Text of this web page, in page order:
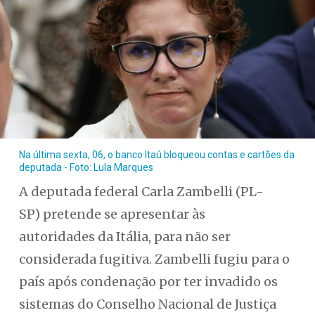
Na última sexta, 06, o banco Itaú bloqueou contas e cartões da
deputada - Foto: Lula Marques
A deputada federal Carla Zambelli (PL-
SP) pretende se apresentar às
autoridades da Itália, para não ser
considerada fugitiva. Zambelli fugiu para o
país após condenação por ter invadido os
sistemas do Conselho Nacional de Justiça